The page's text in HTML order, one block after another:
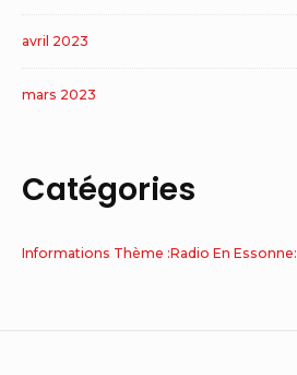
avril 2023
mars 2023
Catégories
Informations Thème :Radio En Essonne: